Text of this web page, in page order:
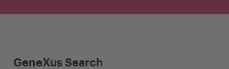
GeneXus Search